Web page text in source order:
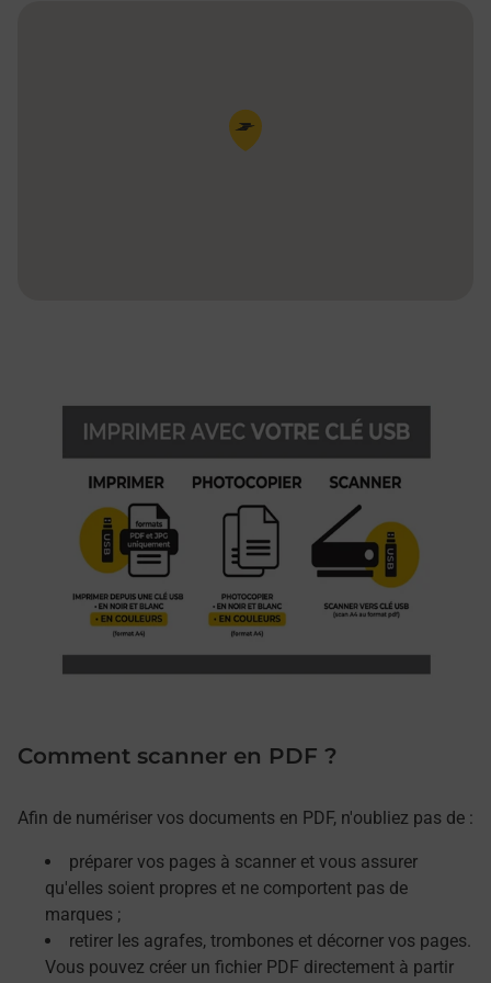
Pin de la carte
Comment scanner en PDF ?
Afin de numériser vos documents en PDF, n'oubliez pas de :
préparer vos pages à scanner et vous assurer
qu'elles soient propres et ne comportent pas de
marques ;
retirer les agrafes, trombones et décorner vos pages.
Vous pouvez créer un fichier PDF directement à partir